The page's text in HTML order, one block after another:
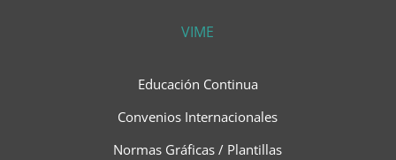
VIME
Educación Continua
Convenios Internacionales
Normas Gráficas / Plantillas